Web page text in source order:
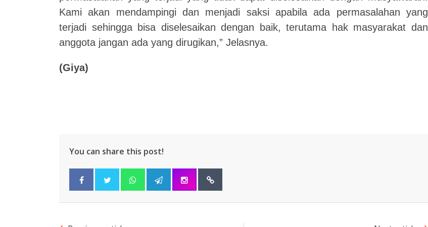
Kami akan mendampingi dan menjadi saksi apabila ada permasalahan yang
terjadi sehingga bisa diselesaikan dengan baik, terutama hak masyarakat dan
anggota jangan ada yang dirugikan,” Jelasnya.
(Giya)
You can share this post!